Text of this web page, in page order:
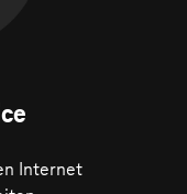
Internet